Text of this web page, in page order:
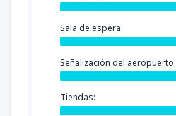
Sala de espera:
Señalización del aeropuerto:
Tiendas: